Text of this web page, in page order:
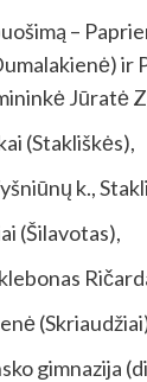
–
ir
Jūratė
(Stakliškės),
k.,
(Šilavotas),
gimnazija